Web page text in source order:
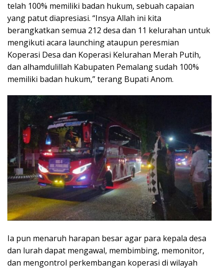
telah 100% memiliki badan hukum, sebuah capaian
yang patut diapresiasi. “Insya Allah ini kita
berangkatkan semua 212 desa dan 11 kelurahan untuk
mengikuti acara launching ataupun peresmian
Koperasi Desa dan Koperasi Kelurahan Merah Putih,
dan alhamdulillah Kabupaten Pemalang sudah 100%
memiliki badan hukum,” terang Bupati Anom.
Ia pun menaruh harapan besar agar para kepala desa
dan lurah dapat mengawal, membimbing, memonitor,
dan mengontrol perkembangan koperasi di wilayah